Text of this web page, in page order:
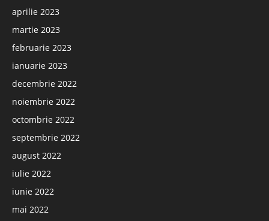
aprilie 2023
martie 2023
februarie 2023
ianuarie 2023
decembrie 2022
noiembrie 2022
octombrie 2022
septembrie 2022
august 2022
iulie 2022
iunie 2022
mai 2022